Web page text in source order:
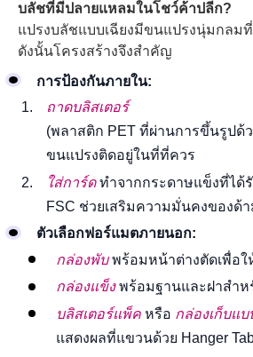
บลัชที่มีปลายแหลมในโชว์ค้าปลีก?
แปรงบลัชแบบเฉียงมีขนแปรงนุ่มกลมที่
ดังนั้นโครงสร้างจึงสำคัญ
การป้องกันภายใน:
ถาดบลิสเตอร์
(พลาสติก PET ที่ผ่านการขึ้นรูปด้
ขนแปรงติดอยู่ในที่ที่ควร
ใส่การ์ดทำจากกระดาษแข็งที่ได้
FSC ช่วยเสริมความมั่นคงของด้
ตัวเลือกฟอร์แมตภายนอก:
กล่องพับพร้อมหน้าต่างตัดเพื่อ
กล่องแข็งพร้อมฐานและฝาสำห
บลิสเตอร์แพ็ค หรือ กล่องเก็บแบ
แสดงผลที่แขวนด้วย Hanger